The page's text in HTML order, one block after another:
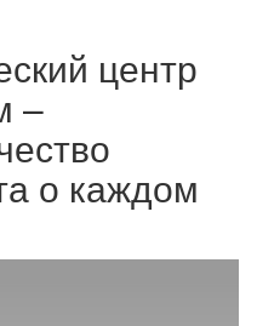
центр
–
о каждом